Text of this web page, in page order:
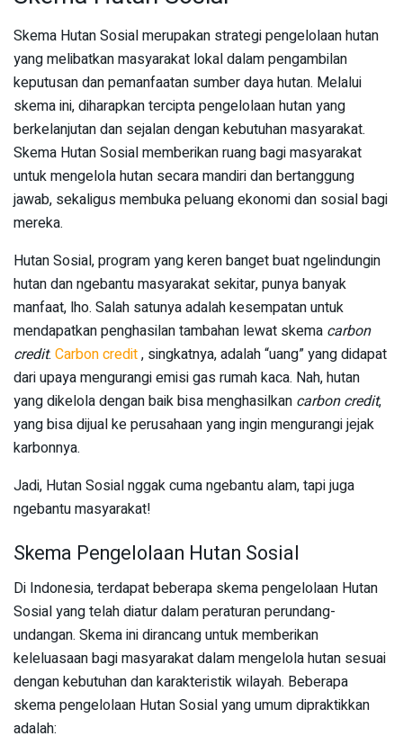
Skema Hutan Sosial merupakan strategi pengelolaan hutan
yang melibatkan masyarakat lokal dalam pengambilan
keputusan dan pemanfaatan sumber daya hutan. Melalui
skema ini, diharapkan tercipta pengelolaan hutan yang
berkelanjutan dan sejalan dengan kebutuhan masyarakat.
Skema Hutan Sosial memberikan ruang bagi masyarakat
untuk mengelola hutan secara mandiri dan bertanggung
jawab, sekaligus membuka peluang ekonomi dan sosial bagi
mereka.
Hutan Sosial, program yang keren banget buat ngelindungin
hutan dan ngebantu masyarakat sekitar, punya banyak
manfaat, lho. Salah satunya adalah kesempatan untuk
mendapatkan penghasilan tambahan lewat skema carbon
credit. Carbon credit, singkatnya, adalah “uang” yang didapat
dari upaya mengurangi emisi gas rumah kaca. Nah, hutan
yang dikelola dengan baik bisa menghasilkan carbon credit,
yang bisa dijual ke perusahaan yang ingin mengurangi jejak
karbonnya.
Jadi, Hutan Sosial nggak cuma ngebantu alam, tapi juga
ngebantu masyarakat!
Skema Pengelolaan Hutan Sosial
Di Indonesia, terdapat beberapa skema pengelolaan Hutan
Sosial yang telah diatur dalam peraturan perundang-
undangan. Skema ini dirancang untuk memberikan
keleluasaan bagi masyarakat dalam mengelola hutan sesuai
dengan kebutuhan dan karakteristik wilayah. Beberapa
skema pengelolaan Hutan Sosial yang umum dipraktikkan
adalah: